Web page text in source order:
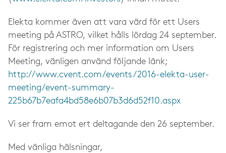
Elekta kommer även att vara värd för ett Users
meeting på ASTRO, vilket hålls lördag 24 september.
För registrering och mer information om Users
Meeting, vänligen använd följande länk;
http://www.cvent.com/events/2016-elekta-user-
meeting/event-summary-
225b67b7eafa4bd58e6b07b3d6d52f10.aspx
Vi ser fram emot ert deltagande den 26 september.
Med vänliga hälsningar,